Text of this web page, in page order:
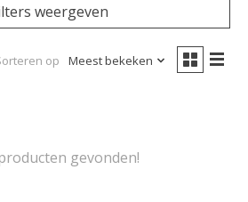
weergeven
op Meest bekeken
gevonden!